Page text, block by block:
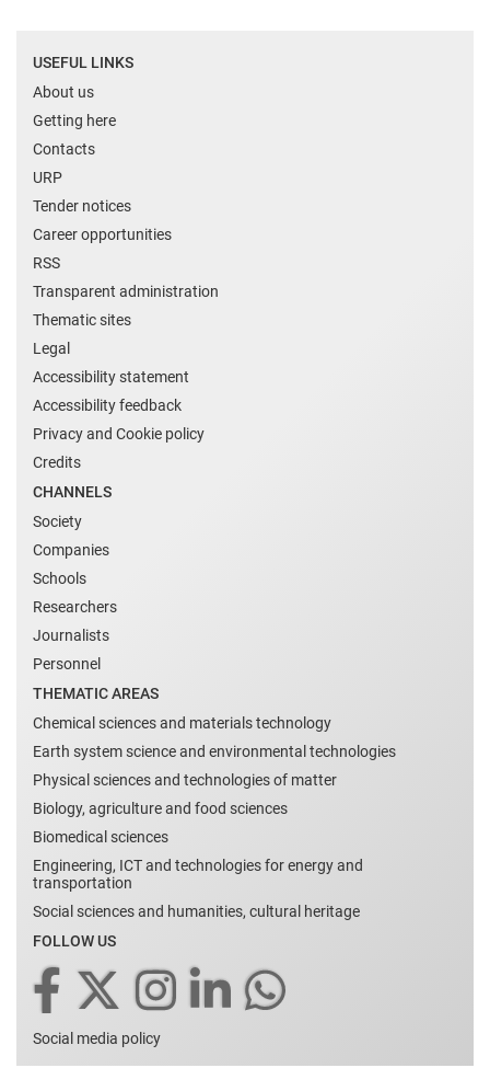
USEFUL LINKS
About us
Getting here
Contacts
URP
Tender notices
Career opportunities
RSS
Transparent administration
Thematic sites
Legal
Accessibility statement
Accessibility feedback
Privacy and Cookie policy
Credits
CHANNELS
Society
Companies
Schools
Researchers
Journalists
Personnel
THEMATIC AREAS
Chemical sciences and materials technology
Earth system science and environmental technologies
Physical sciences and technologies of matter
Biology, agriculture and food sciences
Biomedical sciences
Engineering, ICT and technologies for energy and
transportation
Social sciences and humanities, cultural heritage
FOLLOW US
Social media policy